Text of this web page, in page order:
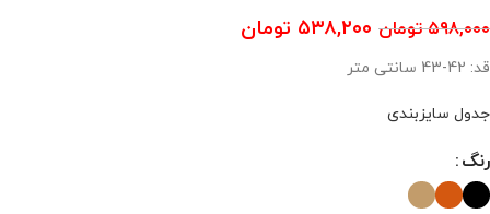
۵۹۸,۰۰۰ تومان ۵۳۸,۲۰۰ تومان
قد: 42-43 سانتی متر
جدول سایزبندی
رنگ